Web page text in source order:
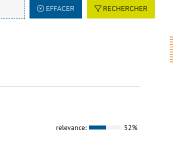
EFFACER RECHERCHER
relevance: 52%